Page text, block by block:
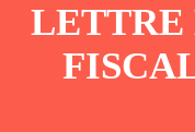
LETTRE